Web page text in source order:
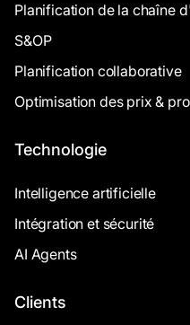
Planification de la chaîne
S&OP
Planification collaborative
Optimisation des prix &
Technologie
Intelligence artificielle
Intégration et sécurité
AI Agents
Clients